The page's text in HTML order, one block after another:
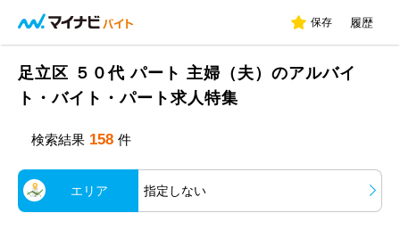
保存 履歴
足立区 ５０代 パート 主婦（夫）のアルバイ
ト・バイト・パート求人特集
検索結果 158 件
エリア 指定しない